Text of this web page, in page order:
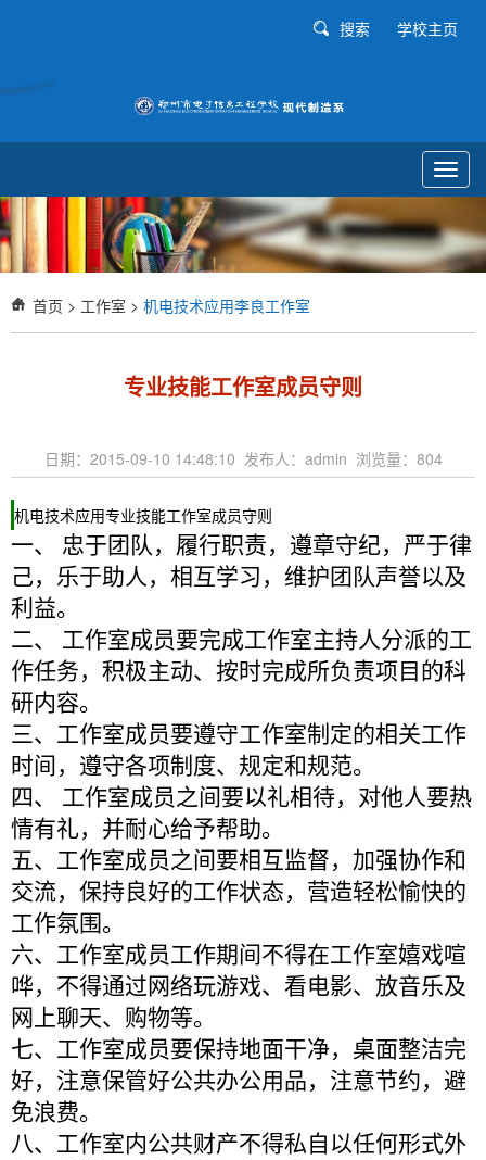
搜索 学校主页
首页 > 工作室 > 机电技术应用李良工作室
专业技能工作室成员守则
日期：2015-09-10 14:48:10 发布人：admin 浏览量： 804
机电技术应用专业技能工作室成员守则
一、 忠于团队，履行职责，遵章守纪，严于律
己，乐于助人，相互学习，维护团队声誉以及
利益。
二、 工作室成员要完成工作室主持人分派的工
作任务，积极主动、按时完成所负责项目的科
研内容。
三、工作室成员要遵守工作室制定的相关工作
时间，遵守各项制度、规定和规范。
四、 工作室成员之间要以礼相待，对他人要热
情有礼，并耐心给予帮助。
五、工作室成员之间要相互监督，加强协作和
交流，保持良好的工作状态，营造轻松愉快的
工作氛围。
六、工作室成员工作期间不得在工作室嬉戏喧
哗，不得通过网络玩游戏、看电影、放音乐及
网上聊天、购物等。
七、工作室成员要保持地面干净，桌面整洁完
好，注意保管好公共办公用品，注意节约，避
免浪费。
八、工作室内公共财产不得私自以任何形式外